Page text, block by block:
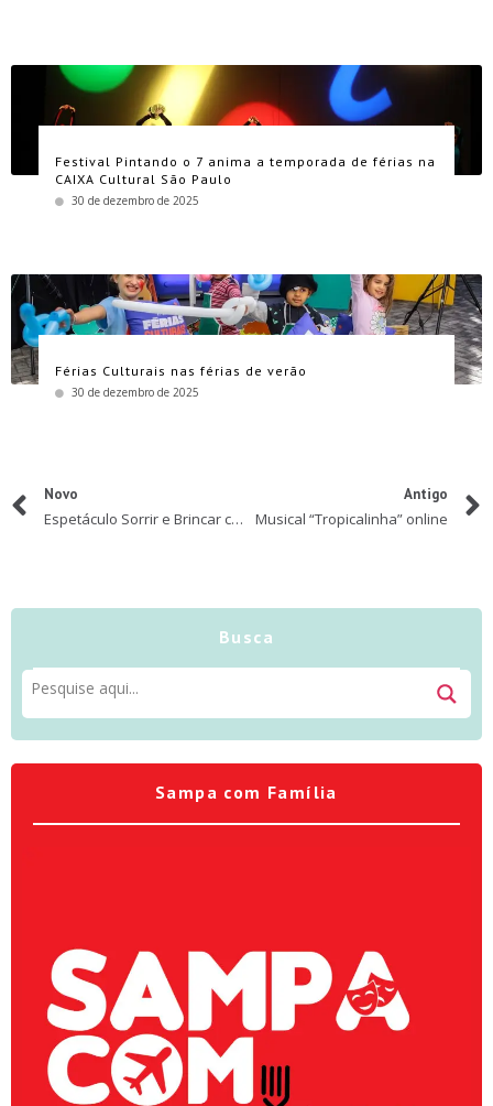
Festival Pintando o 7 anima a temporada de férias na
CAIXA Cultural São Paulo
30 de dezembro de 2025
Férias Culturais nas férias de verão
30 de dezembro de 2025
Novo
Espetáculo Sorrir e Brincar com Patati Patata no Allianz Parque
Antigo
Musical “Tropicalinha” online
Busca
Sampa com Família